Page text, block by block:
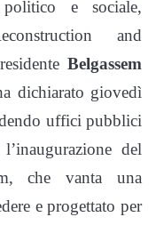
e sociale,
and
Belgassem
dichiarato giovedì
uffici pubblici
del
che vanta una
e progettato per